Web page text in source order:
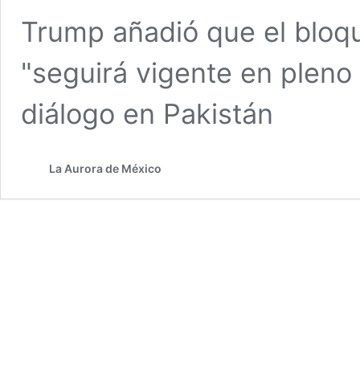
Trump añadió que el
"seguirá vigente en
diálogo en Pakistán
La Aurora de México